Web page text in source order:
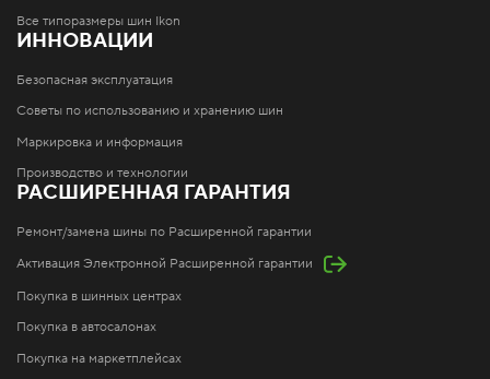
Все типоразмеры шин Ikon
ИННОВАЦИИ
Безопасная эксплуатация
Советы по использованию и хранению шин
Маркировка и информация
Производство и технологии
РАСШИРЕННАЯ ГАРАНТИЯ
Ремонт/замена шины по Расширенной гарантии
Активация Электронной Расширенной гарантии
Покупка в шинных центрах
Покупка в автосалонах
Покупка на маркетплейсах